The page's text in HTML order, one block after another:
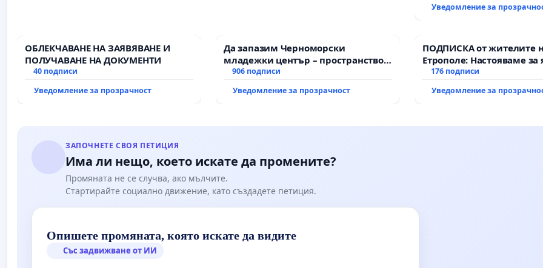
Уведомление за
ОБЛЕКЧАВАНЕ НА ЗАЯВЯВАНЕ И
ПОЛУЧАВАНЕ НА ДОКУМЕНТИ
40 подписи
Уведомление за прозрачност
Да запазим Черноморски
младежки център – пространство
за младите на Варна
906 подписи
Уведомление за прозрачност
ПОДПИСКА от жителите
Етрополе: Настояваме за
гаранции от “Елаците-
всички екологични
176 подписи
Уведомление за
ЗАПОЧНЕТЕ СВОЯ ПЕТИЦИЯ
Има ли нещо, което искате да промените?
Промяната не се случва, ако мълчите.
Стартирайте социално движение, като създадете петиция.
Опишете промяната, която искате да видите
Със задвижване от ИИ